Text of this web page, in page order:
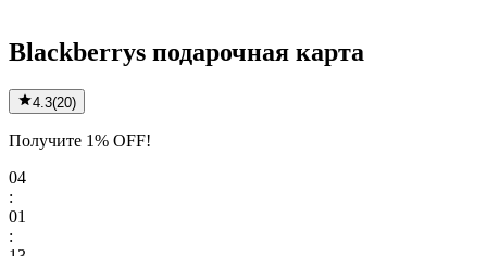
Blackberrys подарочная карта
4.3(20)
Получите 1% OFF!
04
:
01
: